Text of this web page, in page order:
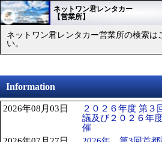
ネットワン君レンタカー
【営業所】
ネットワン君レンタカー営業所の検索は
い。
Information
2026年08月03日
２０２６年度 第３
議及び２０２６年
催